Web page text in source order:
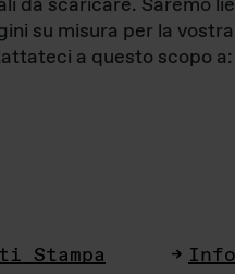
su misura per la vostra
a questo scopo a:
Stampa